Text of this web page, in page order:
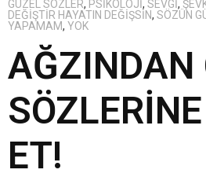
GÜZEL SÖZLER, PSIKOLOJI, SEVGI,
DEĞIŞTIR HAYATIN DEĞIŞSIN, SÖZÜN
YAPAMAM, YOK
AĞZINDAN
ET!